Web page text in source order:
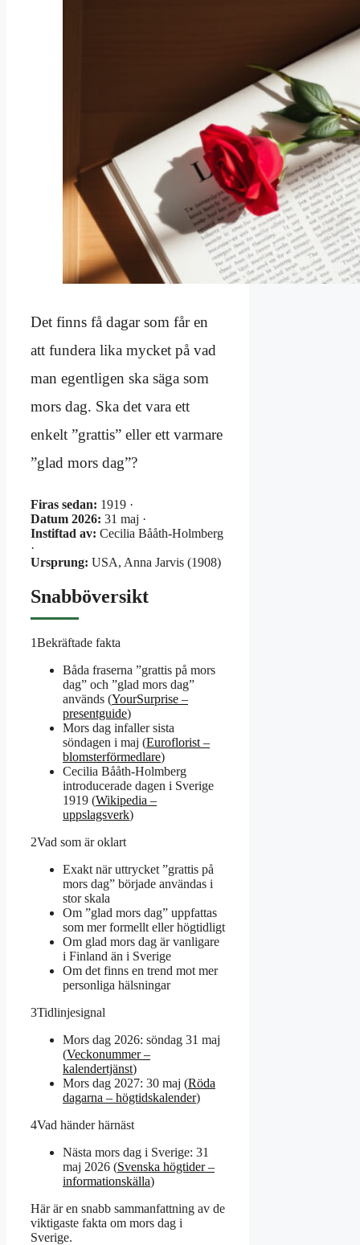
Det finns få dagar som får en
att fundera lika mycket på vad
man egentligen ska säga som
mors dag. Ska det vara ett
enkelt ”grattis” eller ett varmare
”glad mors dag”?
Firas sedan: 1919 ·
Datum 2026: 31 maj ·
Instiftad av: Cecilia Bååth-Holmberg
·
Ursprung: USA, Anna Jarvis (1908)
Snabböversikt
1Bekräftade fakta
Båda fraserna ”grattis på mors
dag” och ”glad mors dag”
används (YourSurprise –
presentguide)
Mors dag infaller sista
söndagen i maj (Euroflorist –
blomsterförmedlare)
Cecilia Bååth-Holmberg
introducerade dagen i Sverige
1919 (Wikipedia –
uppslagsverk)
2Vad som är oklart
Exakt när uttrycket ”grattis på
mors dag” började användas i
stor skala
Om ”glad mors dag” uppfattas
som mer formellt eller högtidligt
Om glad mors dag är vanligare
i Finland än i Sverige
Om det finns en trend mot mer
personliga hälsningar
3Tidlinjesignal
Mors dag 2026: söndag 31 maj
(Veckonummer –
kalendertjänst)
Mors dag 2027: 30 maj (Röda
dagarna – högtidskalender)
4Vad händer härnäst
Nästa mors dag i Sverige: 31
maj 2026 (Svenska högtider –
informationskälla)
Här är en snabb sammanfattning av de
viktigaste fakta om mors dag i
Sverige.